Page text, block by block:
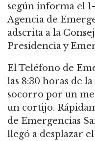
según informa el
Agencia de
adscrita a la
Presidencia y
El Teléfono de
las 8:30 horas de
socorro por un
un cortijo.
de Emergencias
llegó a desplazar